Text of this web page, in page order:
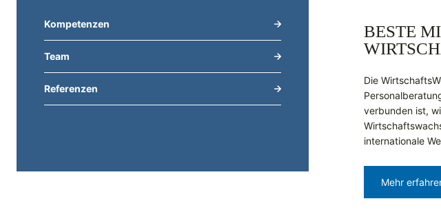
Kompetenzen
Team
Referenzen
BESTE
Die
verbunden ist,
internationale
Mehr